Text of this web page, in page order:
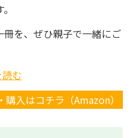
を、ぜひ親子で一緒にご
む
購入はコチラ（Amazon）